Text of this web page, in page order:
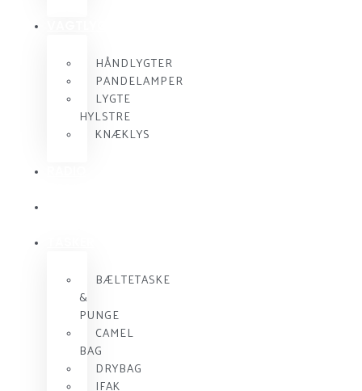
HÅNDLYGTER
PANDELAMPER
LYGTE
HYLSTRE
KNÆKLYS
BÆLTETASKE
&
PUNGE
CAMEL
BAG
DRYBAG
IFAK